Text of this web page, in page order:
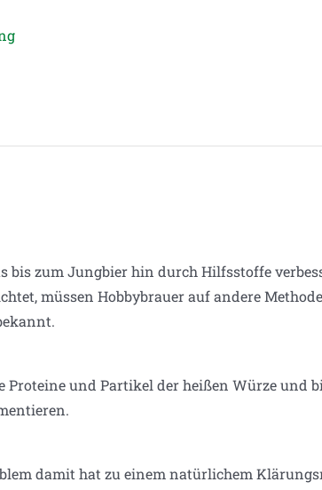
zum Jungbier hin durch Hilfsstoffe
müssen Hobbybrauer auf andere
und Partikel der heißen Würze und
damit hat zu einem natürlichem